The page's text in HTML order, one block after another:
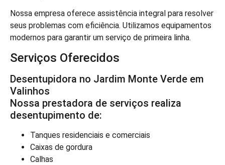
Nossa empresa oferece assistência integral para resolver
seus problemas com eficiência. Utilizamos equipamentos
modernos para garantir um serviço de primeira linha.
Serviços Oferecidos
Desentupidora no Jardim Monte Verde em
Valinhos
Nossa prestadora de serviços realiza
desentupimento de:
Tanques residenciais e comerciais
Caixas de gordura
Calhas